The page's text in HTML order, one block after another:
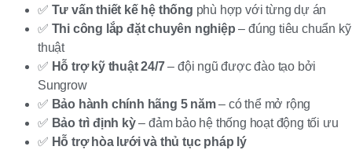
✅ Tư vấn thiết kế hệ thống phù hợp với từng dự án
✅ Thi công lắp đặt chuyên nghiệp – đúng tiêu chuẩn kỹ
thuật
✅ Hỗ trợ kỹ thuật 24/7– đội ngũ được đào tạo bởi
Sungrow
✅ Bảo hành chính hãng 5 năm– có thể mở rộng
✅ Bảo trì định kỳ– đảm bảo hệ thống hoạt động tối ưu
✅ Hỗ trợ hòa lưới và thủ tục pháp lý